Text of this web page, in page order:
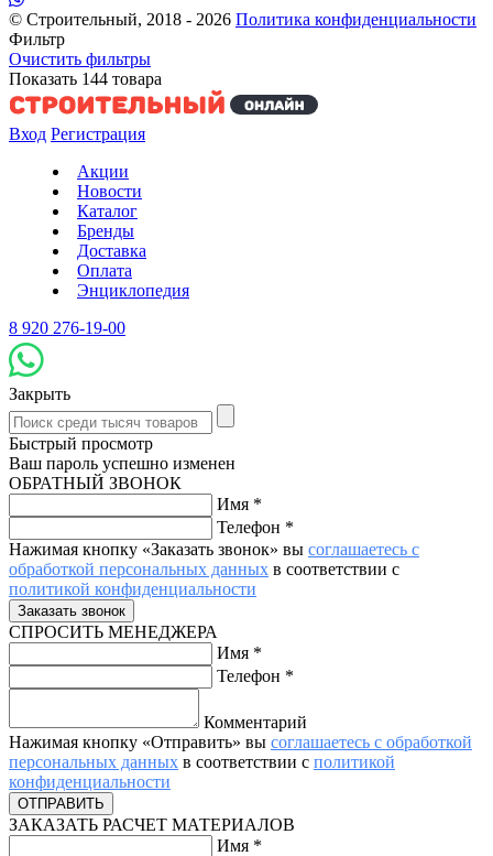
© Строительный, 2018 - 2026 Политика конфиденциальности
Фильтр
Очистить фильтры
Показать 144 товара
Вход Регистрация
Акции
Новости
Каталог
Бренды
Доставка
Оплата
Энциклопедия
8 920 276-19-00
Закрыть
Быстрый просмотр
Ваш пароль успешно изменен
ОБРАТНЫЙ ЗВОНОК
Имя *
Телефон *
Нажимая кнопку «Заказать звонок» вы соглашаетесь с
обработкой персональных данных в соответствии с
политикой конфиденциальности
СПРОСИТЬ МЕНЕДЖЕРА
Имя *
Телефон *
Комментарий
Нажимая кнопку «Отправить» вы соглашаетесь с обработкой
персональных данных в соответствии с политикой
конфиденциальности
ЗАКАЗАТЬ РАСЧЕТ МАТЕРИАЛОВ
Имя *